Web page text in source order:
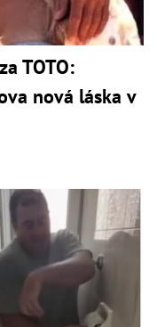
TOTO:
nová láska v